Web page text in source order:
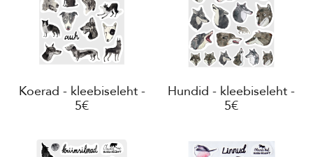
Koerad - kleebiseleht -
5€
Hundid - kleebiseleht -
5€